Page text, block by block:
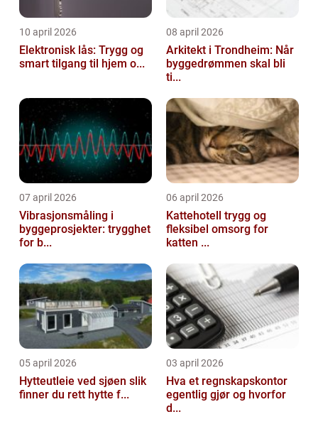
10 april 2026
Elektronisk lås: Trygg og
smart tilgang til hjem o...
08 april 2026
Arkitekt i Trondheim: Når
byggedrømmen skal bli
ti...
07 april 2026
Vibrasjonsmåling i
byggeprosjekter: trygghet
for b...
06 april 2026
Kattehotell trygg og
fleksibel omsorg for
katten ...
05 april 2026
Hytteutleie ved sjøen slik
finner du rett hytte f...
03 april 2026
Hva et regnskapskontor
egentlig gjør og hvorfor
d...